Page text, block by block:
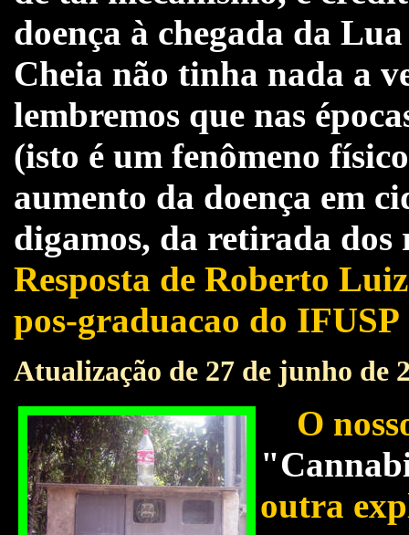
doença à chegada da
Cheia não tinha nada a
lembremos que nas
(isto é um fenômeno
aumento da doença em
digamos, da retirada dos
Resposta de Roberto
pos-graduacao do IFUSP
Atualização de 27 de junho de
O
outra